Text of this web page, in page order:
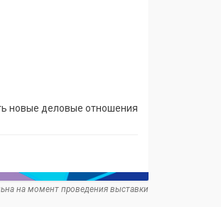
новые деловые отношения
на момент проведения выставки